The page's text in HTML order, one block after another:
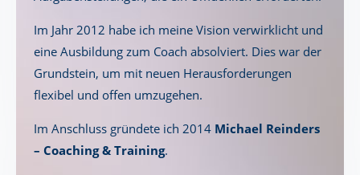
Im Jahr 2012 habe ich meine Vision verwirklicht und
eine Ausbildung zum Coach absolviert. Dies war der
Grundstein, um mit neuen Herausforderungen
flexibel und offen umzugehen.
Im Anschluss gründete ich 2014 Michael Reinders
– Coaching & Training.